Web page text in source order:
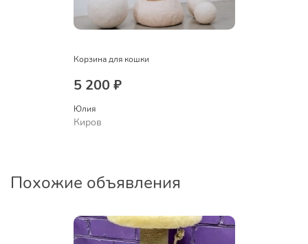
Корзина для кошки
5 200 ₽
Юлия
Киров
Похожие объявления